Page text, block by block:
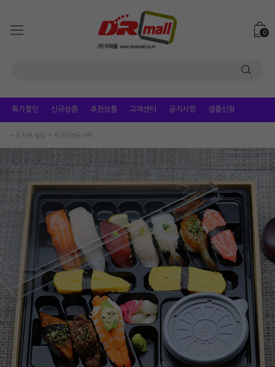
0
특가할인 신규상품 추천상품 고객센터 공지사항 샘플신청
ㅡ 도시락.덮밥 프리미엄도시락